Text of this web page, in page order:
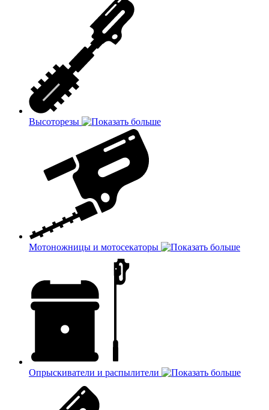
Высоторезы
Мотоножницы и мотосекаторы
Опрыскиватели и распылители